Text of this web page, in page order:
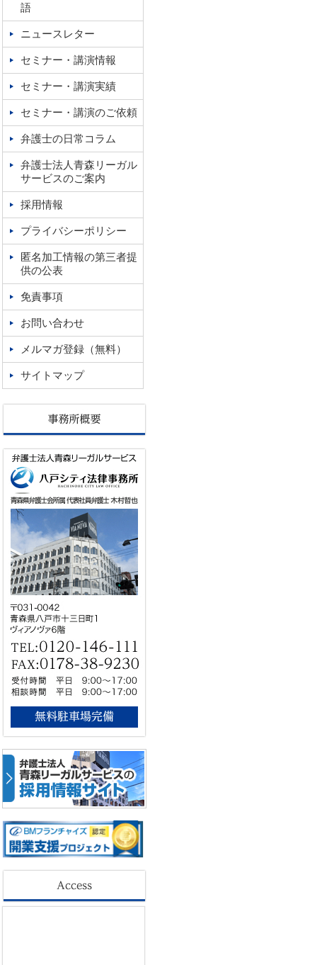
語
ニュースレター
セミナー・講演情報
セミナー・講演実績
セミナー・講演のご依頼
弁護士の日常コラム
弁護士法人青森リーガル
サービスのご案内
採用情報
プライバシーポリシー
匿名加工情報の第三者提
供の公表
免責事項
お問い合わせ
メルマガ登録（無料）
サイトマップ